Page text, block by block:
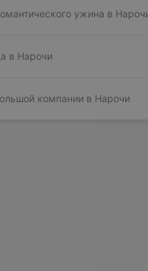
ужина в
в Нарочи
компании в Нарочи